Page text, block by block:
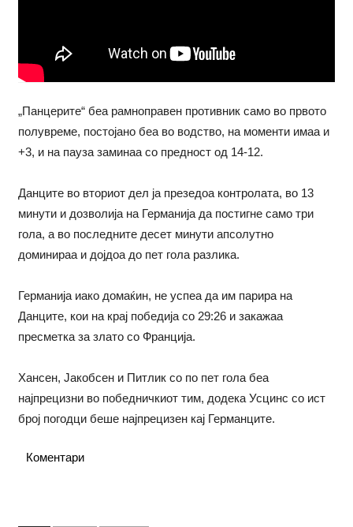
„Панцерите“ беа рамноправен противник само во првото
полувреме, постојано беа во водство, на моменти имаа и
+3, и на пауза заминаа со предност од 14-12.
Данците во вториот дел ја презедоа контролата, во 13
минути и дозволија на Германија да постигне само три
гола, а во последните десет минути апсолутно
доминираа и дојдоа до пет гола разлика.
Германија иако домаќин, не успеа да им парира на
Данците, кои на крај победија со 29:26 и закажаа
пресметка за злато со Франција.
Хансен, Јакобсен и Питлик со по пет гола беа
најпрецизни во победничкиот тим, додека Усцинс со ист
број погодци беше најпрецизен кај Германците.
Коментари